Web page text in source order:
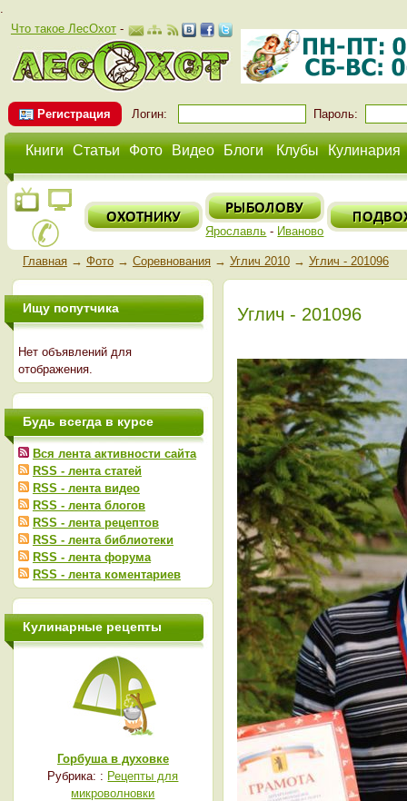
.
Что такое ЛесОхот-
Регистрация Логин: Пароль:
Книги Статьи Фото Видео Блоги Клубы Кулинария
Ярославль - Иваново
Главная→ Фото→ Соревнования→ Углич 2010→ Углич - 201096
Углич - 201096
Ищу попутчика
Нет объявлений для
отображения.
Будь всегда в курсе
Вся лента активности сайта
RSS - лента статей
RSS - лента видео
RSS - лента блогов
RSS - лента рецептов
RSS - лента библиотеки
RSS - лента форума
RSS - лента коментариев
Кулинарные рецепты
Горбуша в духовке
Рубрика: : Рецепты для
микроволновки